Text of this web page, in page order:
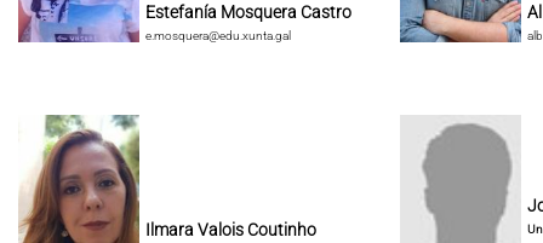
Estefanía Mosquera Castro
e.mosquera@edu.xunta.gal
Ilmara Valois Coutinho